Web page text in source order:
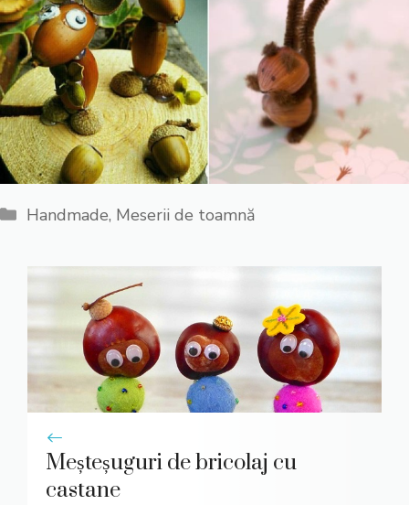
Categorii
Handmade, Meserii de toamnă
Meșteșuguri de bricolaj cu
castane